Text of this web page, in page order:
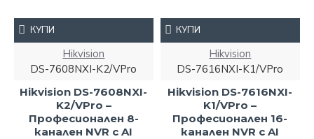
Hikvision
DS-7608NXI-K2/VPro
Hikvision DS-7608NXI-
K2/VPro –
Професионален 8-
канален NVR с AI
КУПИ
Hikvision
DS-7616NXI-K1/VPro
Hikvision DS-7616NXI-
K1/VPro –
Професионален 16-
канален NVR с AI
КУПИ